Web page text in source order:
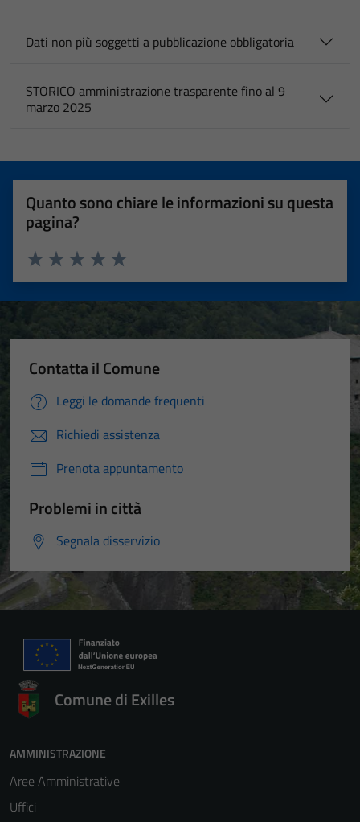
Dati non più soggetti a pubblicazione obbligatoria
STORICO amministrazione trasparente fino al 9
marzo 2025
Quanto sono chiare le informazioni su questa
pagina?
Valuta 5 stelle su 5
Valuta 4 stelle su 5
Valuta 3 stelle su 5
Valuta 2 stelle su 5
Valuta 1 stelle su 5
Contatta il Comune
Leggi le domande frequenti
Richiedi assistenza
Prenota appuntamento
Problemi in città
Segnala disservizio
Comune di Exilles
AMMINISTRAZIONE
Aree Amministrative
Uffici